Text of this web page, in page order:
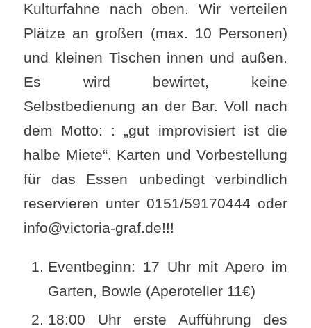
Kulturfahne nach oben. Wir verteilen
Plätze an großen (max. 10 Personen)
und kleinen Tischen innen und außen.
Es wird bewirtet, keine
Selbstbedienung an der Bar. Voll nach
dem Motto: : „gut improvisiert ist die
halbe Miete“. Karten und Vorbestellung
für das Essen unbedingt verbindlich
reservieren unter 0151/59170444 oder
info@victoria-graf.de!!!
Eventbeginn: 17 Uhr mit Apero im
Garten, Bowle (Aperoteller 11€)
18:00 Uhr erste Aufführung des